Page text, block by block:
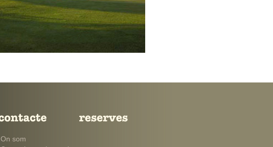
On som